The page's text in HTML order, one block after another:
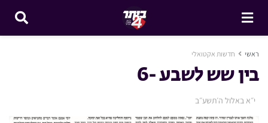
ראשי חדשות אקטואלי
בין שש לשבע -6
י״א באלול ה׳תשע״ב